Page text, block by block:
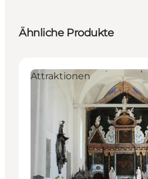
Ähnliche Produkte
Attraktionen